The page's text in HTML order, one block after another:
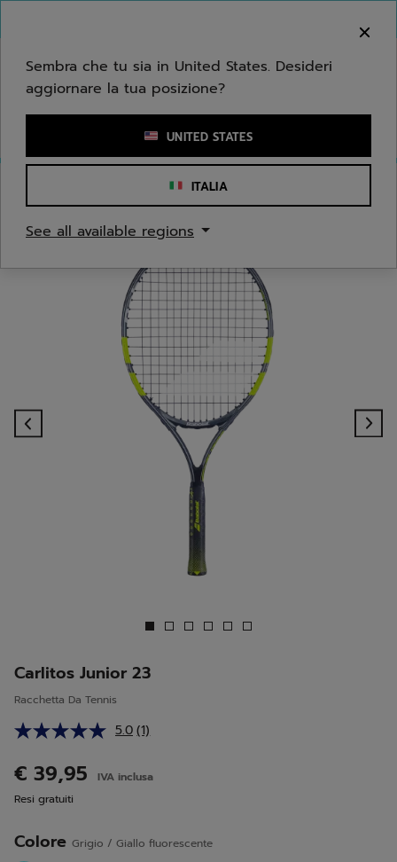
Inserisci una parola chiave o il numero di un articolo
Carlitos Junior 23
Racchetta Da Tennis
5.0 Leggi
Stesso
(1)
€ 39,95
IVA inclusa
Resi gratuiti
Colore Grigio / Giallo fluorescente
Sembra che tu sia in United States. Desideri
aggiornare la tua posizione?
UNITED STATES
ITALIA
See all available regions